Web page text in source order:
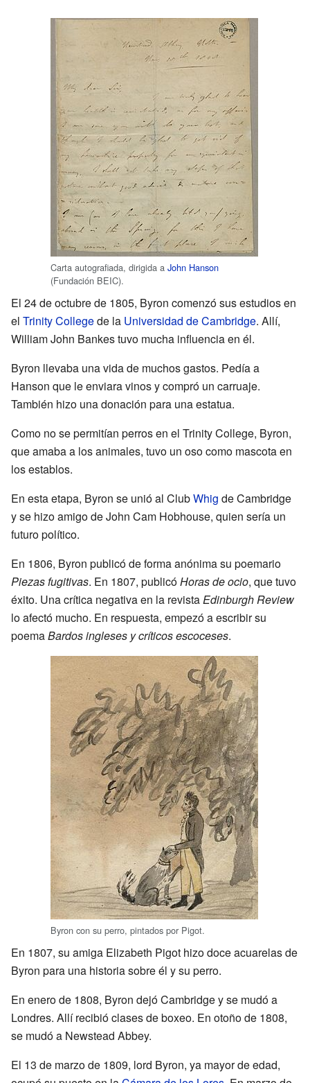
Carta autografiada, dirigida a John Hanson
(Fundación BEIC).
El 24 de octubre de 1805, Byron comenzó sus estudios en
el Trinity Collegede la Universidad de Cambridge. Allí,
William John Bankes tuvo mucha influencia en él.
Byron llevaba una vida de muchos gastos. Pedía a
Hanson que le enviara vinos y compró un carruaje.
También hizo una donación para una estatua.
Como no se permitían perros en el Trinity College, Byron,
que amaba a los animales, tuvo un oso como mascota en
los establos.
En esta etapa, Byron se unió al ClubWhig de Cambridge
y se hizo amigo de John Cam Hobhouse, quien sería un
futuro político.
En 1806, Byron publicó de forma anónima su poemario
Piezas fugitivas. En 1807, publicóHoras de ocio, que tuvo
éxito. Una crítica negativa en la revista Edinburgh Review
lo afectó mucho. En respuesta, empezó a escribir su
poemaBardos ingleses y críticos escoceses.
Byron con su perro, pintados por Pigot.
En 1807, su amiga Elizabeth Pigot hizo doce acuarelas de
Byron para una historia sobre él y su perro.
En enero de 1808, Byron dejó Cambridge y se mudó a
Londres. Allí recibió clases de boxeo. En otoño de 1808,
se mudó a Newstead Abbey.
El 13 de marzo de 1809, lord Byron, ya mayor de edad,